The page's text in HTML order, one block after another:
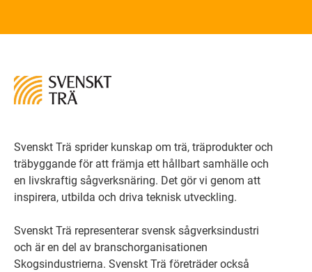
Svenskt Trä sprider kunskap om trä, träprodukter och
träbyggande för att främja ett hållbart samhälle och
en livskraftig sågverksnäring. Det gör vi genom att
inspirera, utbilda och driva teknisk utveckling.
Svenskt Trä representerar svensk sågverksindustri
och är en del av branschorganisationen
Skogsindustrierna. Svenskt Trä företräder också